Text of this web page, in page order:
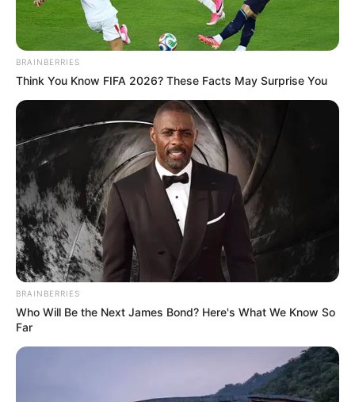
BRAINBERRIES
Think You Know FIFA 2026? These Facts May Surprise You
BRAINBERRIES
Who Will Be the Next James Bond? Here's What We Know So
Far